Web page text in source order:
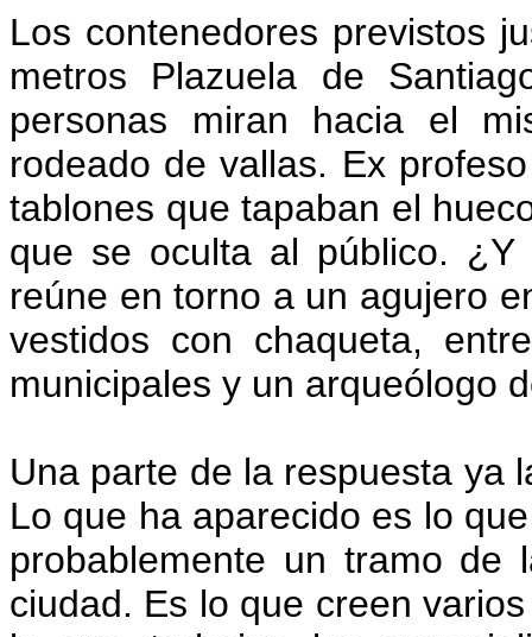
Los contenedores previstos
metros Plazuela de
personas miran hacia el
rodeado de vallas. Ex
tablones que tapaban el
que se oculta al público.
reúne en torno a un agujero
vestidos con chaqueta,
municipales y un arqueólogo
Una parte de la respuesta ya
Lo que ha aparecido es lo
probablemente un tramo
ciudad. Es lo que creen